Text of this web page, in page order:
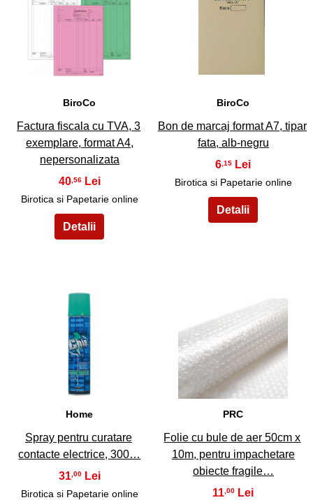
BiroCo
Factura fiscala cu TVA, 3
exemplare, format A4,
nepersonalizata
40,56
Birotica si Papetarie online
BiroCo
Bon de marcaj format A7, tipar
fata, alb-negru
6 ,15
Birotica si Papetarie online
23
Home
Spray pentru curatare
contacte electrice, 300…
31,00
Birotica si Papetarie online
24
PRC
Folie cu bule de aer 50cm x
10m, pentru impachetare
obiecte fragile…
11,00